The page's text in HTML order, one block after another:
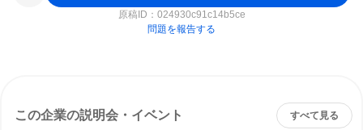
原稿ID： 024930c91c14b5ce
問題を報告する
この企業の説明会・イベント すべて見る